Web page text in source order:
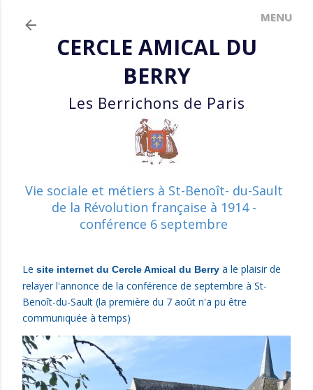
CERCLE AMICAL DU
BERRY
Les Berrichons de Paris
Vie sociale et métiers à St-Benoît- du-Sault
de la Révolution française à 1914 -
conférence 6 septembre
Le site internet du Cercle Amical du Berry a le plaisir de
relayer l'annonce de la conférence de septembre à St-
Benoît-du-Sault (la première du 7 août n'a pu être
communiquée à temps)